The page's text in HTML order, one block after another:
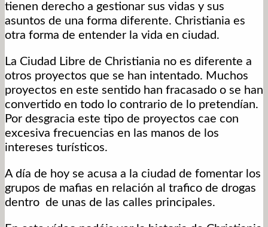
tienen derecho a gestionar sus vidas y sus
asuntos de una forma diferente. Christiania es
otra forma de entender la vida en ciudad.
La Ciudad Libre de Christiania no es diferente a
otros proyectos que se han intentado. Muchos
proyectos en este sentido han fracasado o se han
convertido en todo lo contrario de lo pretendían.
Por desgracia este tipo de proyectos cae con
excesiva frecuencias en las manos de los
intereses turísticos.
A día de hoy se acusa a la ciudad de fomentar los
grupos de mafias en relación al trafico de drogas
dentro de unas de las calles principales.